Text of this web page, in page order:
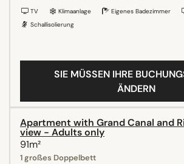
TV Klimaanlage Eigenes Badezimmer
Schallisolierung
SIE MÜSSEN IHRE
ÄNDERN
Apartment with Grand Canal and
view - Adults only
91m²
1 großes Doppelbett